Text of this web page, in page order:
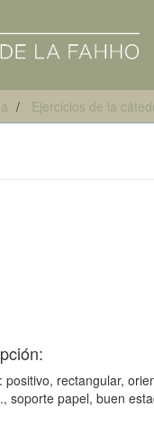
Ejercicios de la
positivo, rectangular,
soporte papel, buen